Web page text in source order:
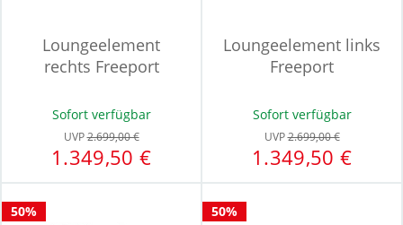
Loungeelement
rechts Freeport
Sofort verfügbar
UVP2.699,00 €
1.349,50 €
Loungeelement links
Freeport
Sofort verfügbar
UVP2.699,00 €
1.349,50 €
50% 50%